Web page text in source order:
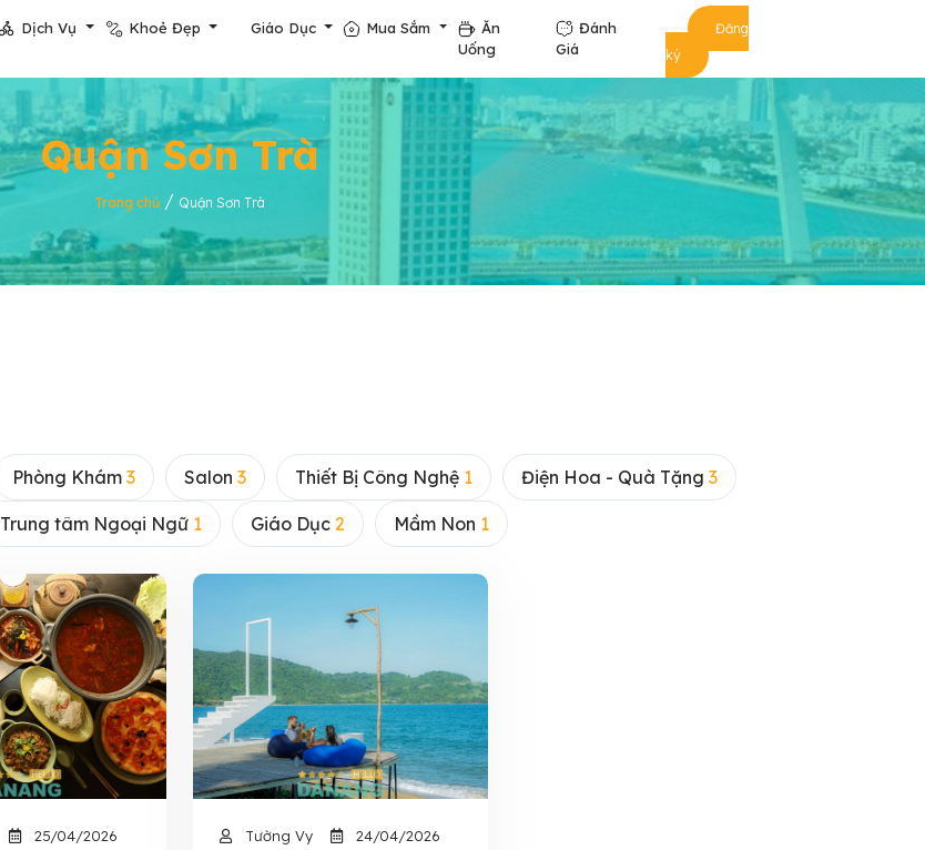
Dịch Vụ Khoẻ Đẹp Giáo Dục Mua Sắm
Ăn
Uống
Đánh
Giá
Đăng
ký
Quận Sơn Trà
Trang chủ / Quận Sơn Trà
Phòng Khám 3 Salon 3 Thiết Bị Công Nghệ 1 Điện Hoa - Quà Tặng 3
Trung tâm Ngoại Ngữ 1 Giáo Dục 2 Mầm Non 1
25/04/2026 Tường Vy 24/04/2026